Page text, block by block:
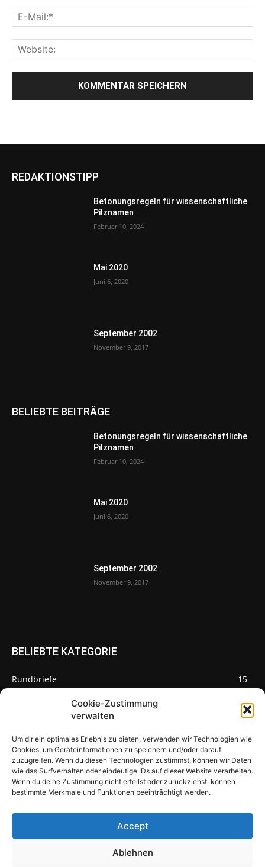
Cookie-Zustimmung
verwalten
Um dir ein optimales Erlebnis zu bieten, verwenden wir Technologien wie
Cookies, um Geräteinformationen zu speichern und/oder darauf
zuzugreifen. Wenn du diesen Technologien zustimmst, können wir Daten
wie das Surfverhalten oder eindeutige IDs auf dieser Website verarbeiten.
Wenn du deine Zustimmung nicht erteilst oder zurückziehst, können
bestimmte Merkmale und Funktionen beeinträchtigt werden.
Accept
Ablehnen
REDAKTIONSTIPP
Betonungsregeln für wissenschaftliche
Pilznamen
Februar 10, 2024
Mai 2020
Juni 6, 2020
September 2002
November 9, 2017
BELIEBTE BEITRÄGE
Betonungsregeln für wissenschaftliche
Pilznamen
Februar 10, 2024
Mai 2020
Juni 6, 2020
September 2002
November 9, 2017
BELIEBTE KATEGORIE
Rundbriefe
15
Pilzseite
Seltene Pilze aus Mainfranken und
Deutschland